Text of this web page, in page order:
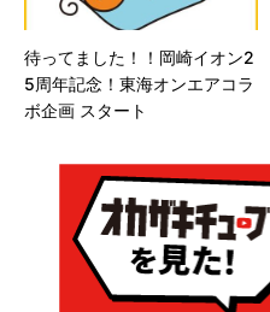
待ってました！！岡崎イオン2
5周年記念！東海オンエアコラ
ボ企画 スタート